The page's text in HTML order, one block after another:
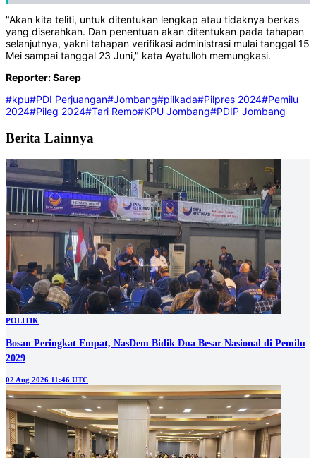
"Akan kita teliti, untuk ditentukan lengkap atau tidaknya berkas
yang diserahkan. Dan penentuan akan ditentukan pada tahapan
selanjutnya, yakni tahapan verifikasi administrasi mulai tanggal 15
Mei sampai tanggal 23 Juni," kata Ayatulloh memungkasi.
Reporter: Sarep
#kpu#PDI Perjuangan#Jombang#pilkada#Pilpres 2024#Pemilu
2024#Pileg 2024#Tari Remo#KPU Jombang#PDIP Jombang
Berita Lainnya
POLITIK
Bosan Peringkat Empat, NasDem Bidik Dua Besar Nasional di Pemilu
2029
02 Aug 2026 11:46 UTC